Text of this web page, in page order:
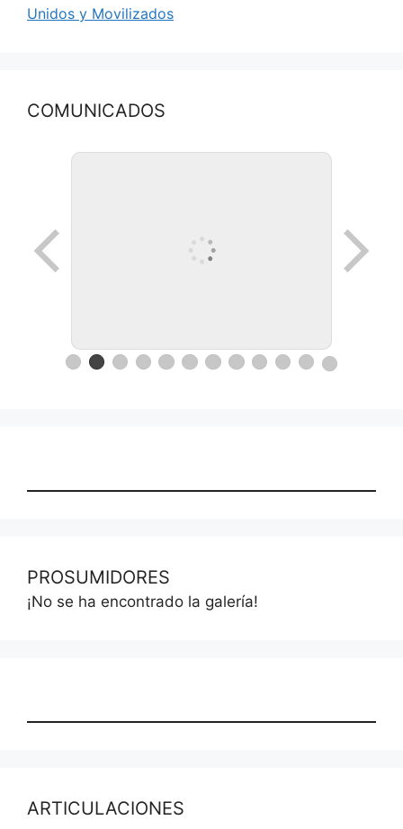
Unidos y Movilizados
COMUNICADOS
PROSUMIDORES
¡No se ha encontrado la galería!
ARTICULACIONES